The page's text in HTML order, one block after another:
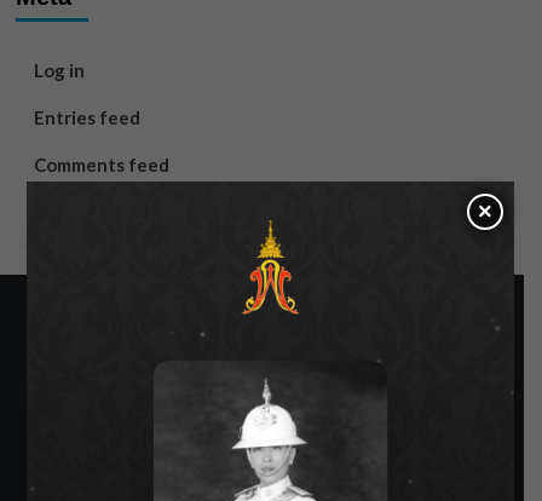
Log in
Entries feed
Comments feed
×